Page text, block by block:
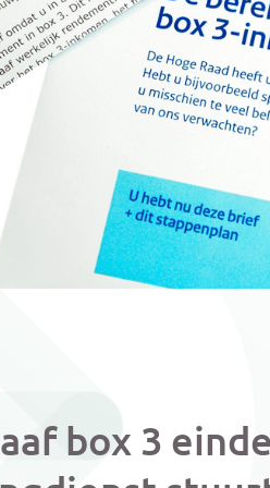
box 3